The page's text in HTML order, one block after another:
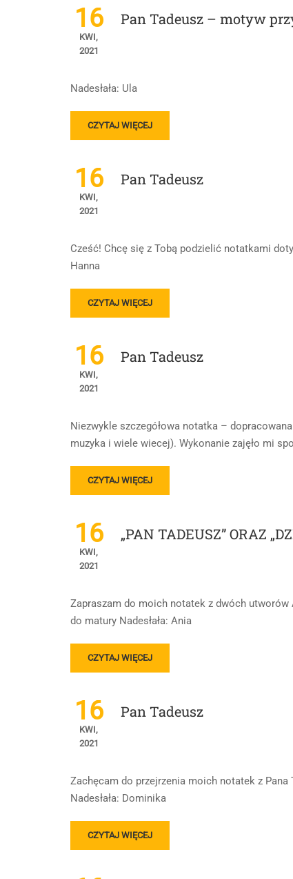
„PAN
TADEUSZ”
–
OGÓLNE
I
16
KWI,
2021
Pan Tadeusz – motyw
Nadesłała: Ula
READ
MORE
PAN
TADEUSZ
–
MOTYW
OBYCZAJE
,
SZLACHTY
.
CZYTAJ WIĘCEJ
16
KWI,
2021
Pan Tadeusz
Cześć! Chcę się z Tobą podzielić notatkami
Hanna
READ
MORE
PAN
TADEUSZ
CZYTAJ WIĘCEJ
16
KWI,
2021
Pan Tadeusz
Niezwykle szczegółowa notatka –
muzyka i wiele wiecej). Wykonanie zajęło mi
READ
MORE
PAN
TADEUSZ
CZYTAJ WIĘCEJ
16
KWI,
2021
„PAN TADEUSZ” ORAZ
Zapraszam do moich notatek z dwóch
do matury Nadesłała: Ania
READ
MORE
„PAN
TADEUSZ”
ORAZ
„DZIADY
CZYTAJ WIĘCEJ
16
KWI,
2021
Pan Tadeusz
Zachęcam do przejrzenia moich notatek z
Nadesłała: Dominika
READ
MORE
PAN
CZYTAJ WIĘCEJ